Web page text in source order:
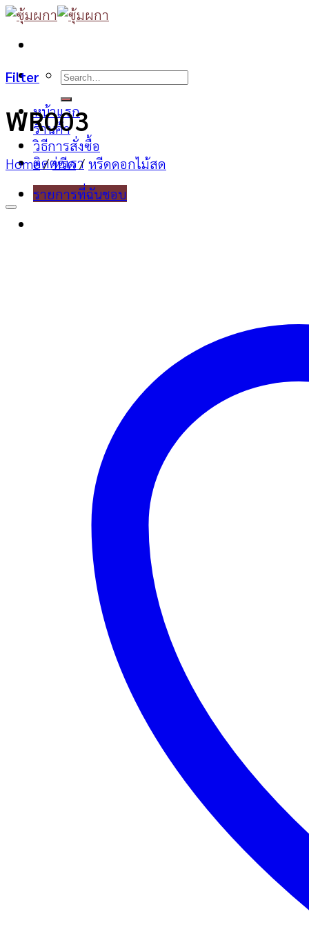
Skip
content
Search
หน้าแรก
ร้านค้า
วิธีการสั่งซื้อ
ติดต่อเรา
รายการที่ฉันชอบ
Filter
WR003
Home / หรีด / หรีดดอกไม้สด